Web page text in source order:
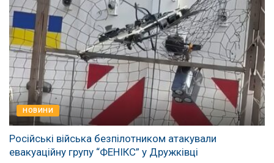
НОВИНИ
Російські війська безпілотником атакували
евакуаційну групу “ФЕНІКС” у Дружківці